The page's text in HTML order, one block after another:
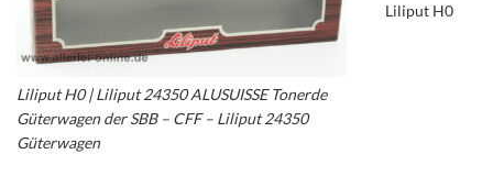
Liliput H0 | Liliput 24350 ALUSUISSE Tonerde
Güterwagen der SBB – CFF – Liliput 24350
Güterwagen– liliput Alusuisse Tonerdewagen –
Liliput H0